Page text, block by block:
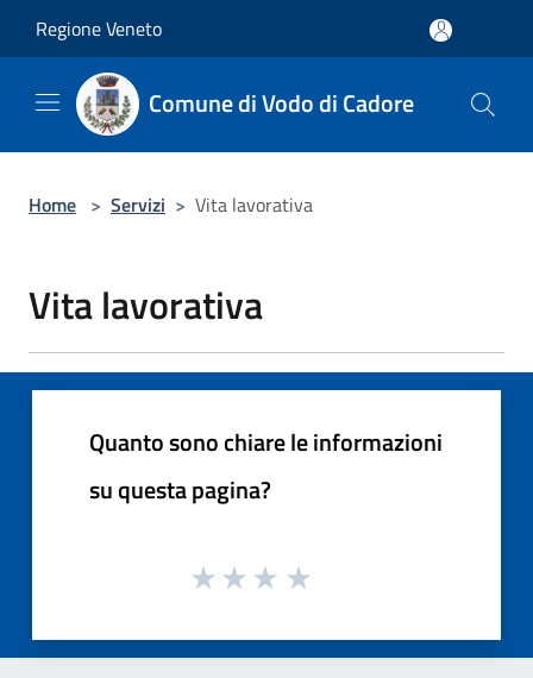
Regione Veneto
Comune di Vodo di Cadore
Home > Servizi > Vita lavorativa
Vita lavorativa
Quanto sono chiare le informazioni
su questa pagina?